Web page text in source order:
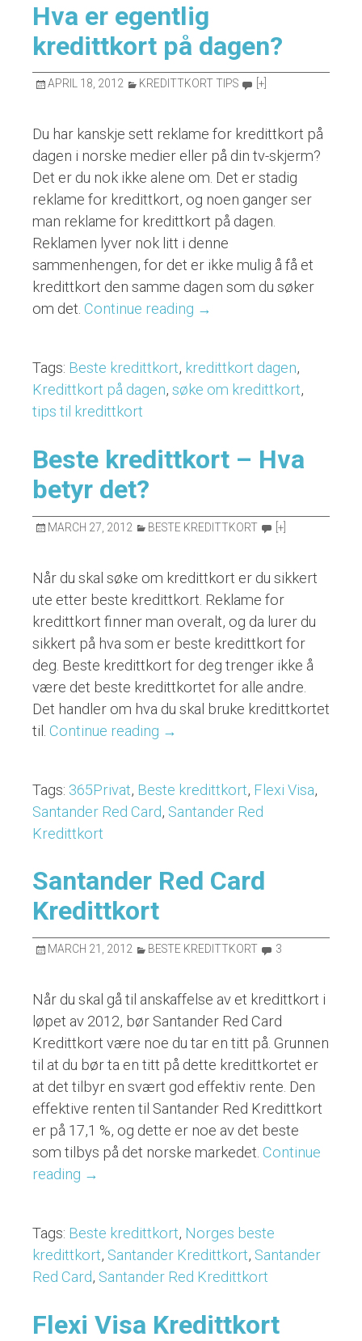
Hva er egentlig
kredittkort på dagen?
APRIL 18, 2012 KREDITTKORT TIPS [+]
Du har kanskje sett reklame for kredittkort på
dagen i norske medier eller på din tv-skjerm?
Det er du nok ikke alene om. Det er stadig
reklame for kredittkort, og noen ganger ser
man reklame for kredittkort på dagen.
Reklamen lyver nok litt i denne
sammenhengen, for det er ikke mulig å få et
kredittkort den samme dagen som du søker
om det. Continue reading “Hva
kredittkort
på
→
Tags: Beste kredittkort, kredittkort dagen,
Kredittkort på dagen, søke om kredittkort,
tips til kredittkort
Beste kredittkort – Hva
betyr det?
MARCH 27, 2012 BESTE KREDITTKORT [+]
Når du skal søke om kredittkort er du sikkert
ute etter beste kredittkort. Reklame for
kredittkort finner man overalt, og da lurer du
sikkert på hva som er beste kredittkort for
deg. Beste kredittkort for deg trenger ikke å
være det beste kredittkortet for alle andre.
Det handler om hva du skal bruke kredittkortet
til. Continue reading “Beste
Hva
betyr
→
Tags: 365Privat, Beste kredittkort, Flexi Visa,
Santander Red Card, Santander Red
Kredittkort
Santander Red Card
Kredittkort
MARCH 21, 2012 BESTE KREDITTKORT 3
Når du skal gå til anskaffelse av et kredittkort i
løpet av 2012, bør Santander Red Card
Kredittkort være noe du tar en titt på. Grunnen
til at du bør ta en titt på dette kredittkortet er
at det tilbyr en svært god effektiv rente. Den
effektive renten til Santander Red Kredittkort
er på 17,1 %, og dette er noe av det beste
som tilbys på det norske markedet. Continue
reading “Santander
Kredittkort”
→
Tags: Beste kredittkort, Norges beste
kredittkort, Santander Kredittkort, Santander
Red Card, Santander Red Kredittkort
Flexi Visa Kredittkort